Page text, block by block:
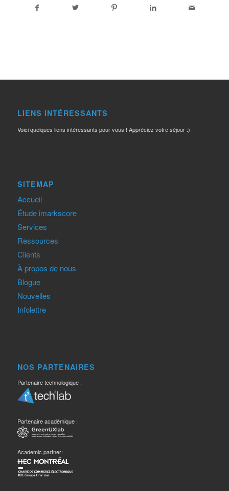
LIENS INTÉRESSANTS
Voici quelques liens intéressants pour vous ! Appréciez votre séjour :)
SITEMAP
Accueil
Étude imarkscore
Services
Ressources
Clients
À propos de nous
Blogue
Nouvelles
Infolettre
NOS PARTENAIRES
Partenaire technologique :
Partenaire académique :
Academic partner: